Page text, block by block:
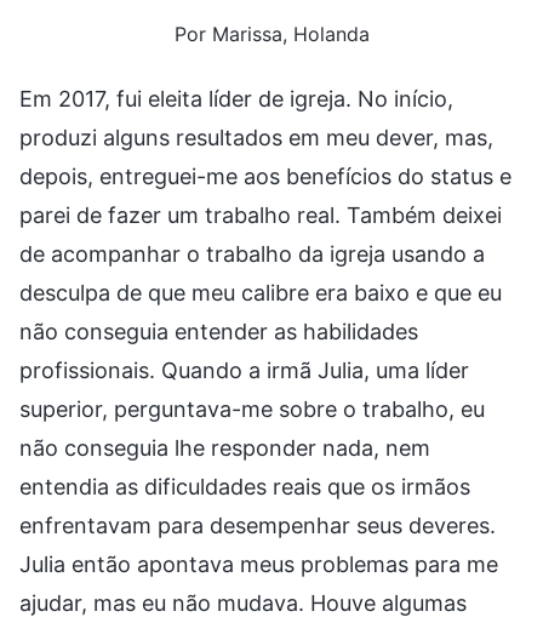
Por Marissa, Holanda
Em 2017, fui eleita líder de igreja. No início,
produzi alguns resultados em meu dever, mas,
depois, entreguei-me aos benefícios do status e
parei de fazer um trabalho real. Também deixei
de acompanhar o trabalho da igreja usando a
desculpa de que meu calibre era baixo e que eu
não conseguia entender as habilidades
profissionais. Quando a irmã Julia, uma líder
superior, perguntava-me sobre o trabalho, eu
não conseguia lhe responder nada, nem
entendia as dificuldades reais que os irmãos
enfrentavam para desempenhar seus deveres.
Julia então apontava meus problemas para me
ajudar, mas eu não mudava. Houve algumas